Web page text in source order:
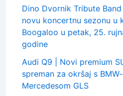
Dino Dvornik Tribute
novu koncertnu sezonu u
Boogaloo u petak, 25.
godine
Audi Q9 | Novi premium
spreman za okršaj s
Mercedesom GLS